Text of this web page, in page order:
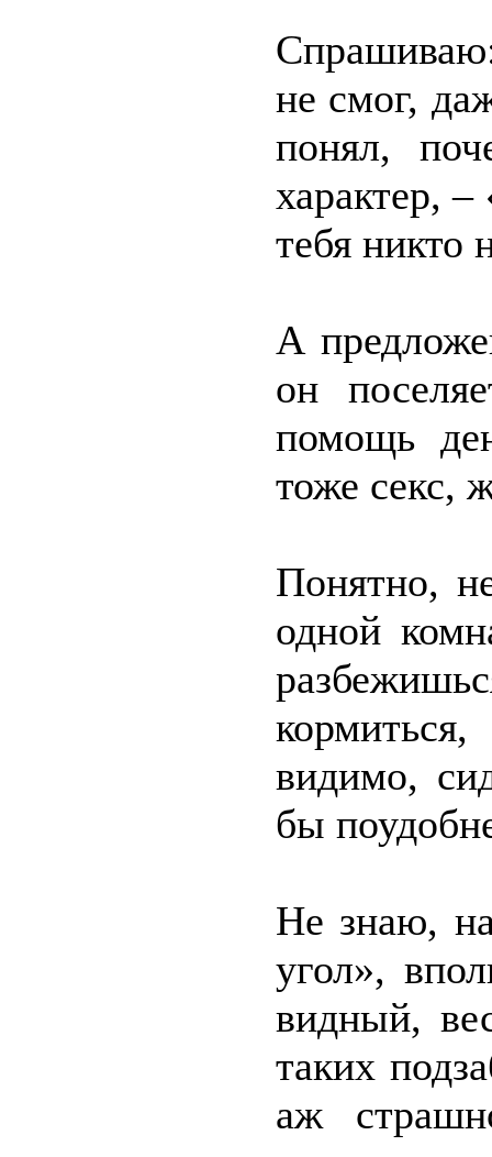
не смог,
понял,
характер,
тебя никто
А
он
помощь
тоже секс,
Понятно,
одной
видимо,
бы
Не знаю,
угол»,
видный,
таких
аж